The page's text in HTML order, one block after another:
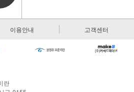
이용안내 고객센터
란